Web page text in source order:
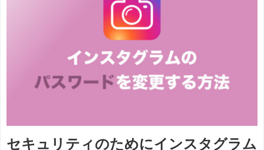
セキュリティのためにインスタグラム